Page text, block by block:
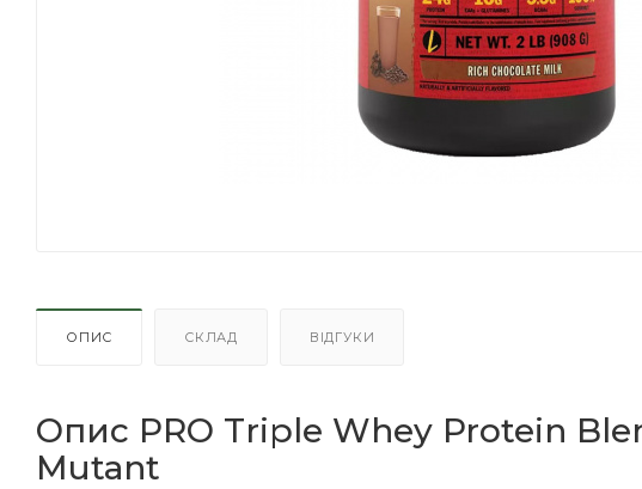
ОПИС СКЛАД ВІДГУКИ
Опис PRO Triple Whey Protein
Mutant